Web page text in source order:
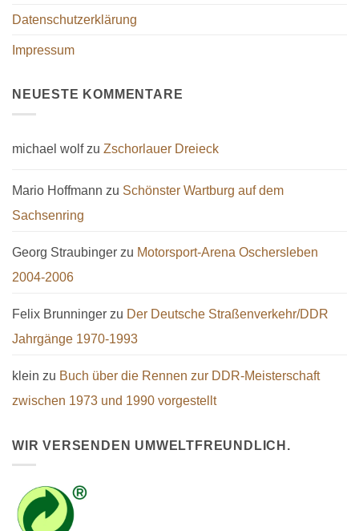
Datenschutzerklärung
Impressum
NEUESTE KOMMENTARE
michael wolfzu Zschorlauer Dreieck
Mario Hoffmann zu Schönster Wartburg auf dem
Sachsenring
Georg Straubinger zu Motorsport-Arena Oschersleben
2004-2006
Felix Brunninger zu Der Deutsche Straßenverkehr/DDR
Jahrgänge 1970-1993
klein zu Buch über die Rennen zur DDR-Meisterschaft
zwischen 1973 und 1990 vorgestellt
WIR VERSENDEN UMWELTFREUNDLICH.